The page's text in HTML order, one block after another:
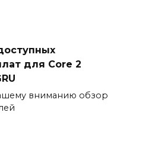
для Core 2
вниманию обзор